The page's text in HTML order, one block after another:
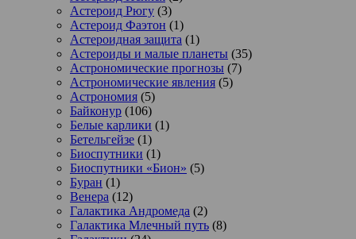
Астероид Рюгу (3)
Астероид Фаэтон (1)
Астероидная защита (1)
Астероиды и малые планеты (35)
Астрономические прогнозы (7)
Астрономические явления (5)
Астрономия (5)
Байконур (106)
Белые карлики (1)
Бетельгейзе (1)
Биоспутники (1)
Биоспутники «Бион» (5)
Буран (1)
Венера (12)
Галактика Андромеда (2)
Галактика Млечный путь (8)